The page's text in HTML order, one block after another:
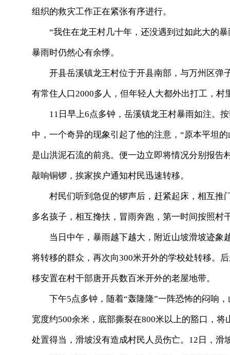
组织的救灾工作正在紧张有序进行。
“我住在龙王村几十年，还没遇到过如此大的暴
暴雨时仍然心有余悸。
开县岳溪镇龙王村位于开县南部，与万州区弹
有常住人口2000多人，但年轻人大都外出打工，
11日早上6点多钟，岳溪镇龙王村暴雨如注。
中，一个奇异的现象引起了他的注意，“原本平坦
是山洪泥石流的前兆。便一边立即将情况分别报
敲响铜锣，挨家挨户通知村民迅速转移。
村民们听到急促的锣声后，赶紧起床，相互推
多名孩子，相互搀扶，冒雨奔跑，第一时间按照
当日中午，暴雨越下越大，附近山坡滑坡迹象
将转移的群众，再次向300米开外的学校处转移。
移安置在村干部唐开兵数百米开外的老屋地带。
下午5点多钟，随着“轰隆隆”一阵恐怖的闷响，
宽度约500余米，底部撕裂在800米以上的豁口，
处置得当，滑坡没有造成村民人员伤亡。12日，